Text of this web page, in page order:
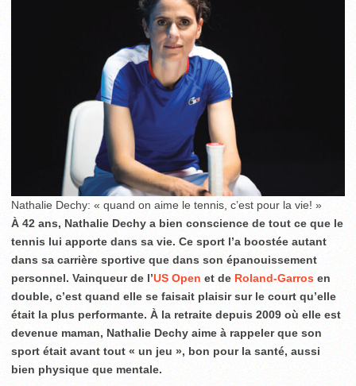
Nathalie Dechy: « quand on aime le tennis, c’est pour la vie! »
À 42 ans, Nathalie Dechy a bien conscience de tout ce que le
tennis lui apporte dans sa vie. Ce sport l’a boostée autant
dans sa carrière sportive que dans son épanouissement
personnel. Vainqueur de l’US Open et de Roland-Garros en
double, c’est quand elle se faisait plaisir sur le court qu’elle
était la plus performante. À la retraite depuis 2009 où elle est
devenue maman, Nathalie Dechy aime à rappeler que son
sport était avant tout « un jeu », bon pour la santé, aussi
bien physique que mentale.